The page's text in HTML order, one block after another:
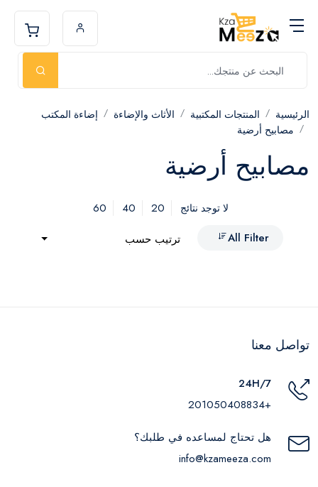
الرئيسية المنتجات المكتبية الأثاث والإضاءة
إضاءة المكتب
مصابيح أرضية
مصابيح أرضية
لا توجد نتائج 20
40
60
All Filter
ترتيب حسب
تواصل معنا
24H/7
+201050408834
هل تحتاج لمساعده في طلبك؟
info@kzameeza.com